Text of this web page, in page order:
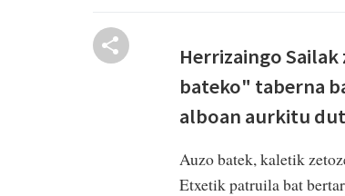
Herrizaingo
bateko" taberna
alboan aurkitu
Auzo batek, kaletik
Etxetik patruila bat